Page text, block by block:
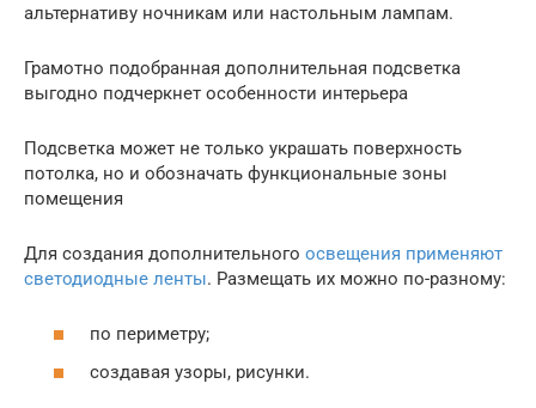
альтернативу ночникам или настольным лампам.
Грамотно подобранная дополнительная подсветка
выгодно подчеркнет особенности интерьера
Подсветка может не только украшать поверхность
потолка, но и обозначать функциональные зоны
помещения
Для создания дополнительного освещения применяют
светодиодные ленты. Размещать их можно по-разному:
по периметру;
создавая узоры, рисунки.